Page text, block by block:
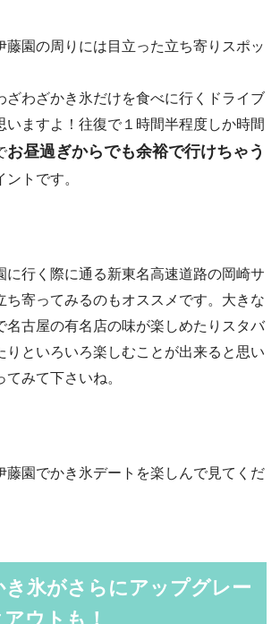
藤園の周りには目立った立ち寄りスポッ
ざわざかき氷だけを食べに行くドライブ
いますよ！往復で１時間半程度しか時間
お昼過ぎからでも余裕で行けちゃう
トです。
に行く際に通る新東名高速道路の岡崎サ
ち寄ってみるのもオススメです。大きな
名古屋の有名店の味が楽しめたりスタバ
りといろいろ楽しむことが出来ると思い
みて下さいね。
藤園でかき氷デートを楽しんで見てくだ
き氷がさらにアップグレー
ウトも！